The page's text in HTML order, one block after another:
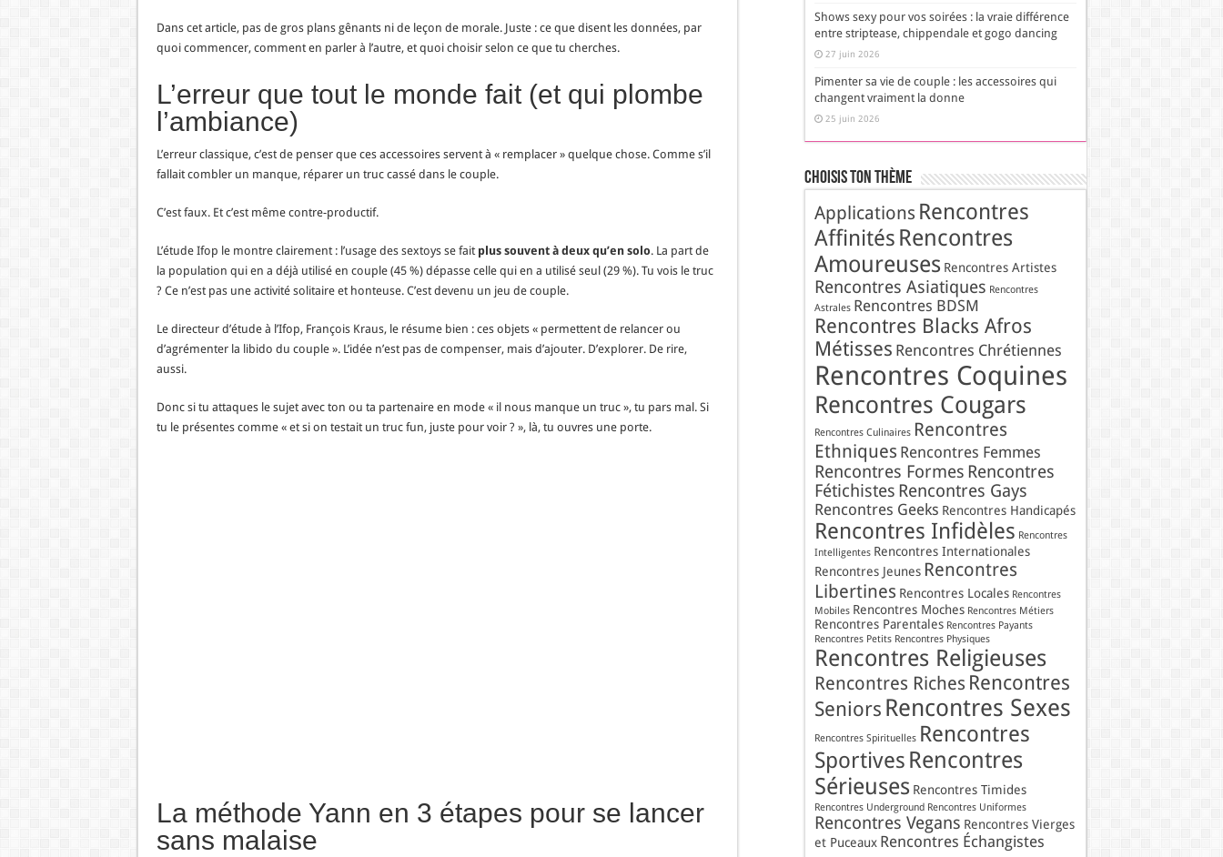
Dans cet article, pas de gros plans gênants ni de leçon de morale. Juste : ce que disent les données, par
quoi commencer, comment en parler à l’autre, et quoi choisir selon ce que tu cherches.
L’erreur que tout le monde fait (et qui plombe
l’ambiance)
L’erreur classique, c’est de penser que ces accessoires servent à « remplacer » quelque chose. Comme s’il
fallait combler un manque, réparer un truc cassé dans le couple.
C’est faux. Et c’est même contre-productif.
L’étude Ifop le montre clairement : l’usage des sextoys se fait plus souvent à deux qu’en solo. La part de
la population qui en a déjà utilisé en couple (45 %) dépasse celle qui en a utilisé seul (29 %). Tu vois le truc
? Ce n’est pas une activité solitaire et honteuse. C’est devenu un jeu de couple.
Le directeur d’étude à l’Ifop, François Kraus, le résume bien : ces objets « permettent de relancer ou
d’agrémenter la libido du couple ». L’idée n’est pas de compenser, mais d’ajouter. D’explorer. De rire,
aussi.
Donc si tu attaques le sujet avec ton ou ta partenaire en mode « il nous manque un truc », tu pars mal. Si
tu le présentes comme « et si on testait un truc fun, juste pour voir ? », là, tu ouvres une porte.
La méthode Yann en 3 étapes pour se lancer
sans malaise
Shows sexy pour vos soirées : la vraie différence
entre striptease, chippendale et gogo dancing
27 juin 2026
Pimenter sa vie de couple : les accessoires qui
changent vraiment la donne
25 juin 2026
Choisis Ton Thème
Applications Rencontres
Affinités Rencontres
Amoureuses Rencontres Artistes
Rencontres Asiatiques Rencontres
Astrales Rencontres BDSM
Rencontres Blacks Afros
Métisses Rencontres Chrétiennes
Rencontres Coquines
Rencontres Cougars
Rencontres Culinaires Rencontres
Ethniques Rencontres Femmes
Rencontres Formes Rencontres
Fétichistes Rencontres Gays
Rencontres Geeks Rencontres Handicapés
Rencontres Infidèles Rencontres
Intelligentes Rencontres Internationales
Rencontres Jeunes Rencontres
Libertines Rencontres Locales Rencontres
Mobiles Rencontres Moches Rencontres Métiers
Rencontres Parentales Rencontres Payants
Rencontres Petits Rencontres Physiques
Rencontres Religieuses
Rencontres Riches Rencontres
Seniors Rencontres Sexes
Rencontres Spirituelles Rencontres
Sportives Rencontres
Sérieuses Rencontres Timides
Rencontres Underground Rencontres Uniformes
Rencontres Vegans Rencontres Vierges
et Puceaux Rencontres Échangistes